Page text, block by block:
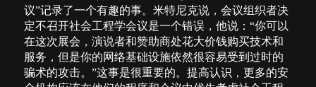
议”记录了一个有趣的事。米特尼克说，会议组织者决
定不召开社会工程学会议是一个错误，他说：“你可以
在这次展会，演说者和赞助商处花大价钱购买技术和
服务，但是你的网络基础设施依然很容易受到过时的
骗术的攻击。”这事是很重要的。提高认识，更多的安